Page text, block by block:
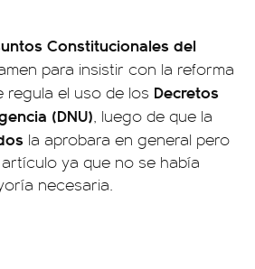
Constitucionales del
para insistir con la reforma
regula el uso de los Decretos
(DNU), luego de que la
la aprobara en general pero
ya que no se había
necesaria.